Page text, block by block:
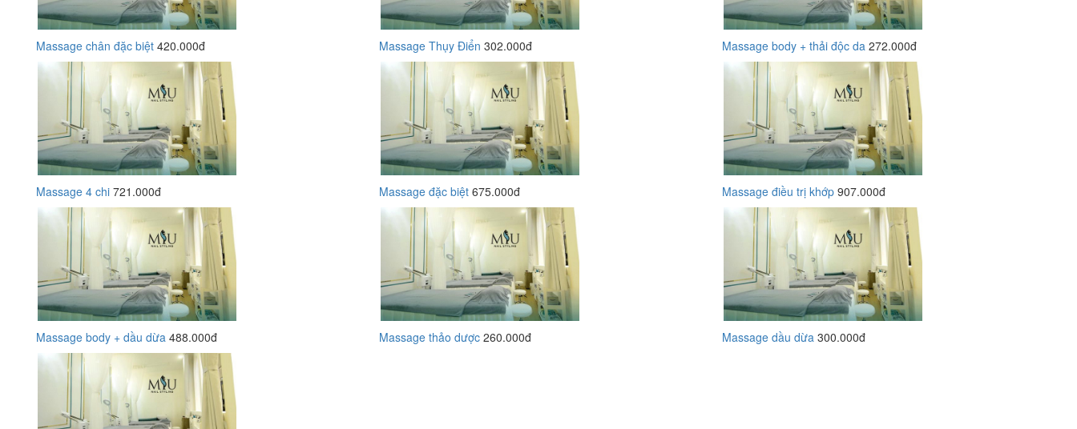
Massage chân đặc biệt 420.000đ Massage Thụy Điển 302.000đ Massage body + thải độc da 272.000đ
Massage 4 chi 721.000đ Massage đặc biệt 675.000đ Massage điều trị khớp 907.000đ
Massage body + dầu dừa 488.000đ Massage thảo dược 260.000đ Massage dầu dừa 300.000đ